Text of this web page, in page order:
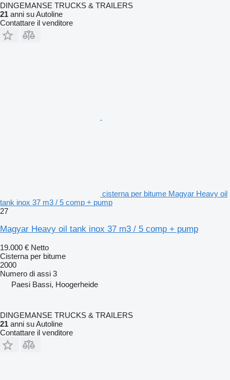
DINGEMANSE TRUCKS & TRAILERS
21 anni su Autoline
Contattare il venditore
cisterna per bitume Magyar Heavy oil
tank inox 37 m3 / 5 comp + pump
27
Magyar Heavy oil tank inox 37 m3 / 5 comp + pump
19.000 € Netto
Cisterna per bitume
2000
Numero di assi 3
Paesi Bassi, Hoogerheide
DINGEMANSE TRUCKS & TRAILERS
21 anni su Autoline
Contattare il venditore